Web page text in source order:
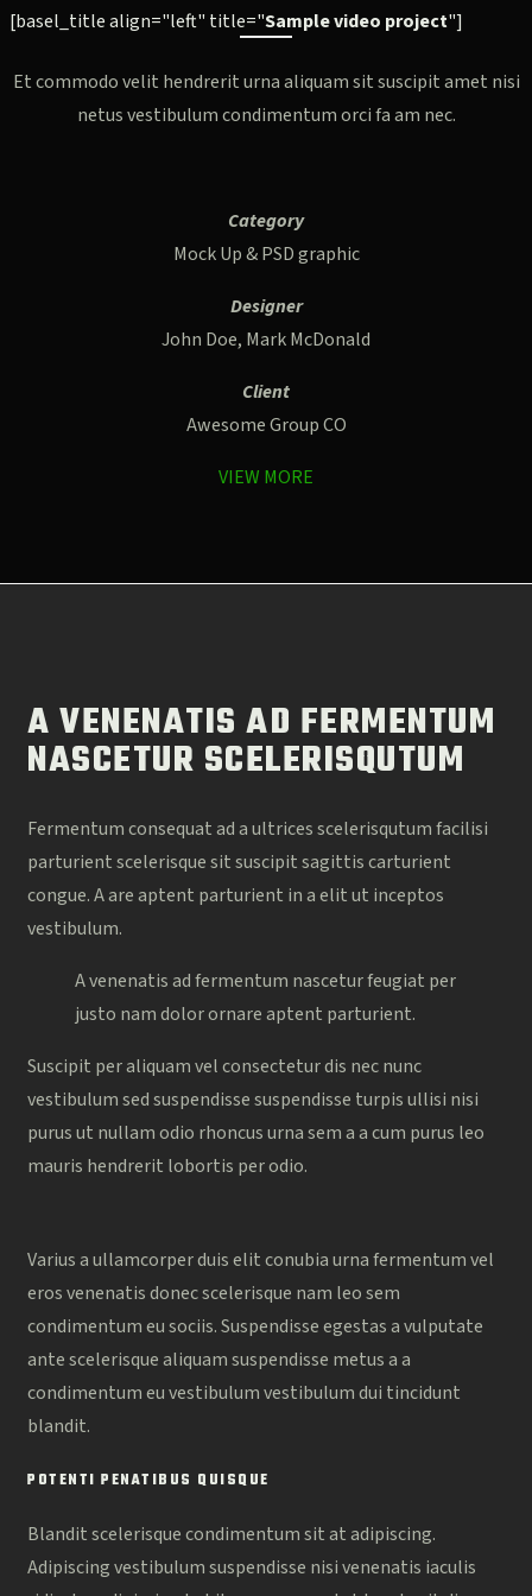
[basel_title align="left" title="Sample video project"]
Et commodo velit hendrerit urna aliquam sit suscipit amet nisi
netus vestibulum condimentum orci fa am nec.
Category
Mock Up & PSD graphic
Designer
John Doe, Mark McDonald
Client
Awesome Group CO
VIEW MORE
A VENENATIS AD FERMENTUM
NASCETUR SCELERISQUTUM
Fermentum consequat ad a ultrices scelerisqutum facilisi
parturient scelerisque sit suscipit sagittis carturient
congue. A are aptent parturient in a elit ut inceptos
vestibulum.
A venenatis ad fermentum nascetur feugiat per
justo nam dolor ornare aptent parturient.
Suscipit per aliquam vel consectetur dis nec nunc
vestibulum sed suspendisse suspendisse turpis ullisi nisi
purus ut nullam odio rhoncus urna sem a a cum purus leo
mauris hendrerit lobortis per odio.
Varius a ullamcorper duis elit conubia urna fermentum vel
eros venenatis donec scelerisque nam leo sem
condimentum eu sociis. Suspendisse egestas a vulputate
ante scelerisque aliquam suspendisse metus a a
condimentum eu vestibulum vestibulum dui tincidunt
blandit.
POTENTI PENATIBUS QUISQUE
Blandit scelerisque condimentum sit at adipiscing.
Adipiscing vestibulum suspendisse nisi venenatis iaculis